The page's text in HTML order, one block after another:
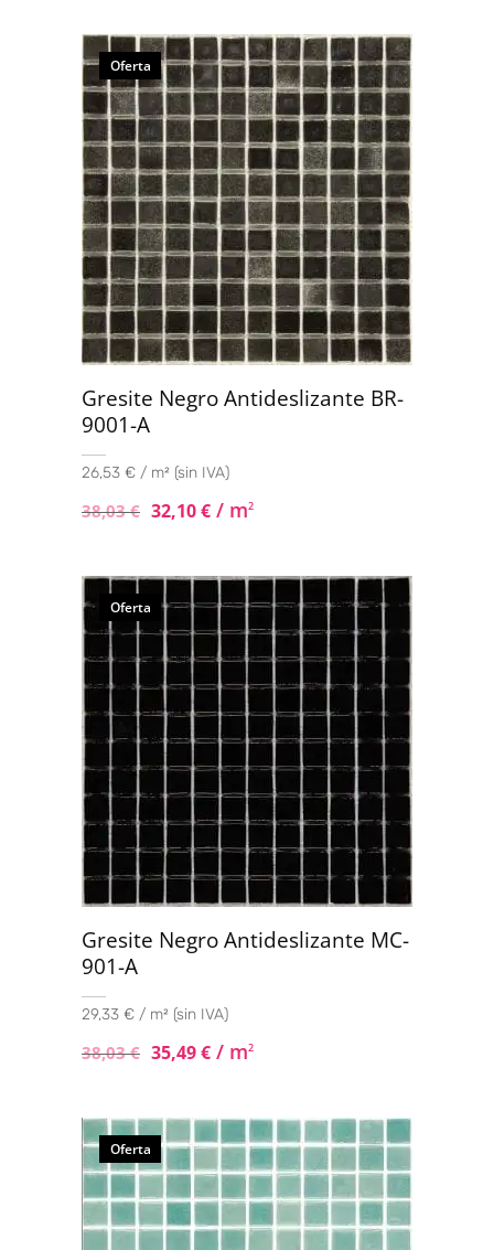
Oferta
Gresite Negro Antideslizante BR-
9001-A
26,53 € / m² (sin IVA)
38,03€ 32,10€ / m2
Oferta
Gresite Negro Antideslizante MC-
901-A
29,33 € / m² (sin IVA)
38,03€ 35,49€ / m2
Oferta